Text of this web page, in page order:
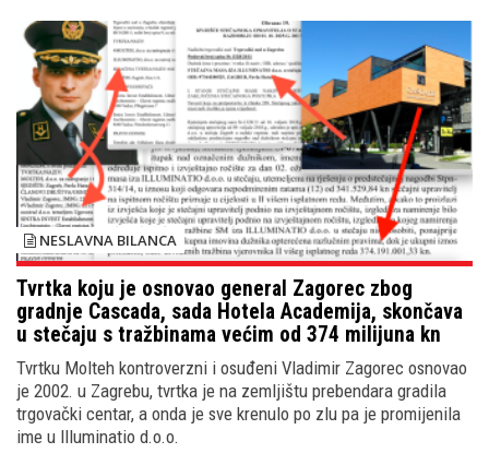
NESLAVNA BILANCA
Tvrtka koju je osnovao general Zagorec zbog
gradnje Cascada, sada Hotela Academija, skončava
u stečaju s tražbinama većim od 374 milijuna kn
Tvrtku Molteh kontroverzni i osuđeni Vladimir Zagorec osnovao
je 2002. u Zagrebu, tvrtka je na zemljištu prebendara gradila
trgovački centar, a onda je sve krenulo po zlu pa je promijenila
ime u Illuminatio d.o.o.